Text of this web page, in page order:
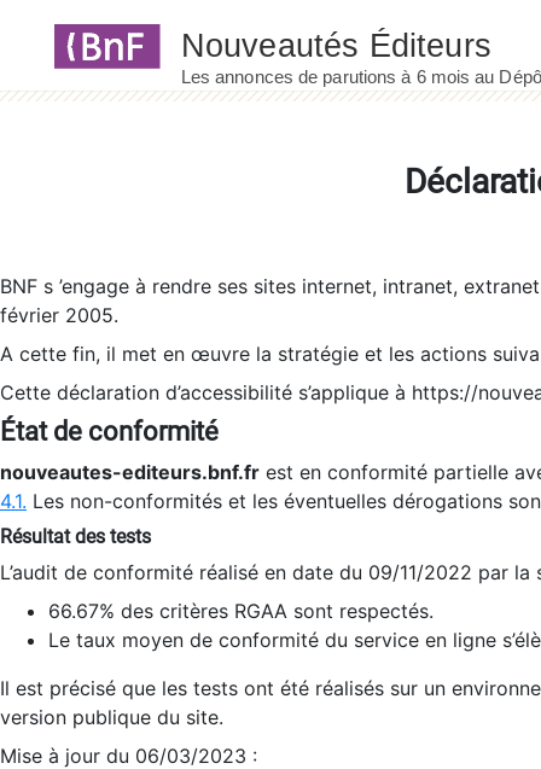
BNF s ’engage à rendre ses sites internet, intranet,
février 2005.
A cette fin, il met en œuvre la stratégie et les actions
Cette déclaration d’accessibilité s’applique à https://
État de conformité
nouveautes-editeurs.bnf.fr est en conformité partielle
4.1. Les non-conformités et les éventuelles dérogations
Résultat des tests
L’audit de conformité réalisé en date du 09/11/2022 par
66.67% des critères RGAA sont respectés.
Le taux moyen de conformité du service en ligne
Il est précisé que les tests ont été réalisés sur un
version publique du site.
Mise à jour du 06/03/2023 :